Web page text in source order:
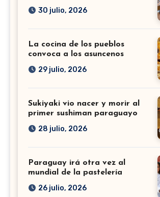
30 julio, 2026
La cocina de los pueblos
convoca a los asuncenos
29 julio, 2026
Sukiyaki vio nacer y morir al
primer sushiman paraguayo
28 julio, 2026
Paraguay irá otra vez al
mundial de la pastelería
26 julio, 2026